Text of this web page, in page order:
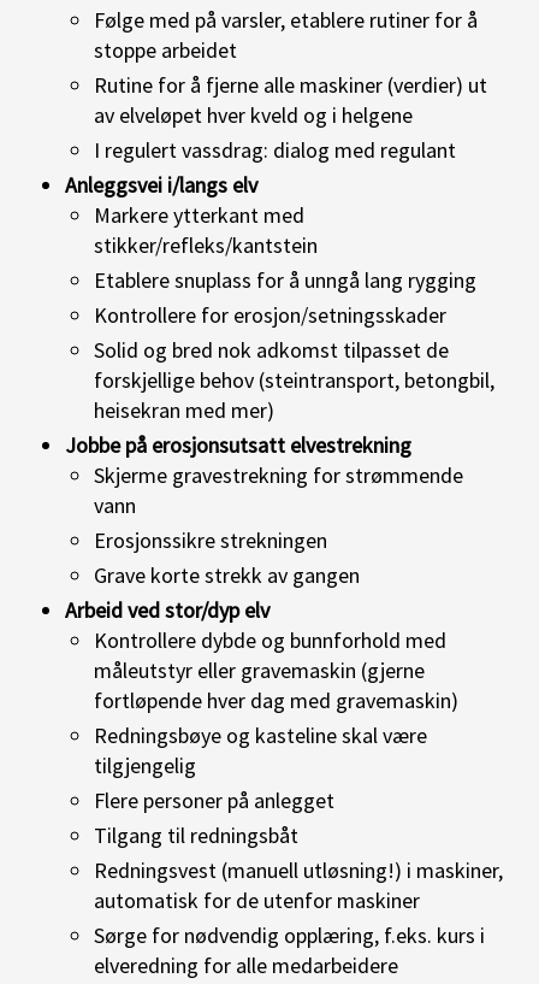
Følge med på varsler, etablere rutiner for å
stoppe arbeidet
Rutine for å fjerne alle maskiner (verdier) ut
av elveløpet hver kveld og i helgene
I regulert vassdrag: dialog med regulant
Anleggsvei i/langs elv
Markere ytterkant med
stikker/refleks/kantstein
Etablere snuplass for å unngå lang rygging
Kontrollere for erosjon/setningsskader
Solid og bred nok adkomst tilpasset de
forskjellige behov (steintransport, betongbil,
heisekran med mer)
Jobbe på erosjonsutsatt elvestrekning
Skjerme gravestrekning for strømmende
vann
Erosjonssikre strekningen
Grave korte strekk av gangen
Arbeid ved stor/dyp elv
Kontrollere dybde og bunnforhold med
måleutstyr eller gravemaskin (gjerne
fortløpende hver dag med gravemaskin)
Redningsbøye og kasteline skal være
tilgjengelig
Flere personer på anlegget
Tilgang til redningsbåt
Redningsvest (manuell utløsning!) i maskiner,
automatisk for de utenfor maskiner
Sørge for nødvendig opplæring, f.eks. kurs i
elveredning for alle medarbeidere